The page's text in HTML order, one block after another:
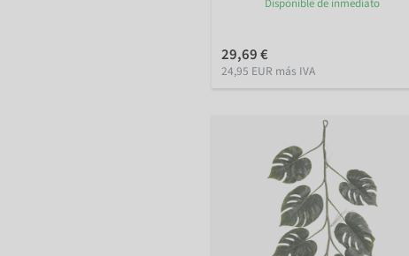
Disponible de inmediato
29,69 €
24,95 EUR más IVA